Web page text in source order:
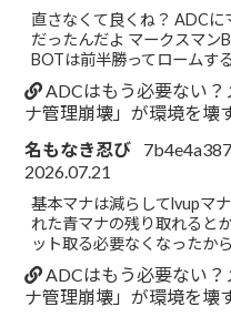
直さなくて良くね？ ADC
だったんだよ マークスマン
BOTは前半勝ってロームす
ADCはもう必要ない
ナ管理崩壊」が環境を壊
名もなき忍び
7b4e4a387
2026.07.21
基本マナは減らしてlvupマ
れた青マナの残り取れると
ット取る必要なくなったか
ADCはもう必要ない
ナ管理崩壊」が環境を壊